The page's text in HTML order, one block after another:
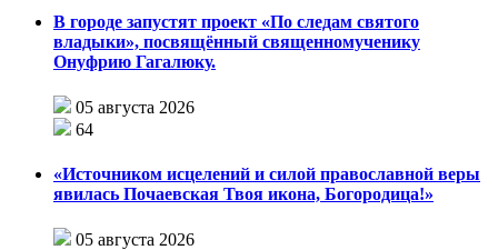
В городе запустят проект «По следам святого
владыки», посвящённый священномученику
Онуфрию Гагалюку.
05 августа 2026
64
«Источником исцелений и силой православной веры
явилась Почаевская Твоя икона, Богородица!»
05 августа 2026